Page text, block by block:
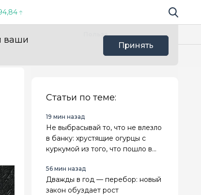
Поиск по
ваши
Принять
Польза
Статьи по теме:
19 мин назад
Не выбрасывай то, что не влезло
в банку: хрустящие огурцы с
куркумой из того, что пошло в
56 мин назад
Дважды в год — перебор: новый
закон обуздает рост